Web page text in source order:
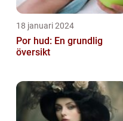
18 januari 2024
Por hud: En grundlig
översikt